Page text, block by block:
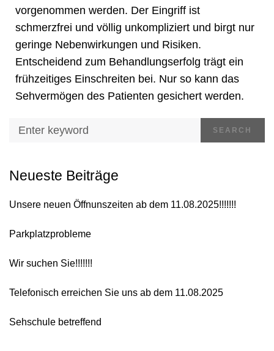
vorgenommen werden. Der Eingriff ist
schmerzfrei und völlig unkompliziert und birgt nur
geringe Nebenwirkungen und Risiken.
Entscheidend zum Behandlungserfolg trägt ein
frühzeitiges Einschreiten bei. Nur so kann das
Sehvermögen des Patienten gesichert werden.
SEARCH
Neueste Beiträge
Unsere neuen Öffnunszeiten ab dem 11.08.2025!!!!!!!
Parkplatzprobleme
Wir suchen Sie!!!!!!!
Telefonisch erreichen Sie uns ab dem 11.08.2025
Sehschule betreffend